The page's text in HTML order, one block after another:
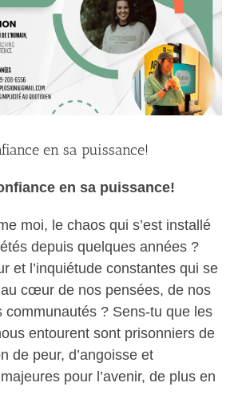
en sa puissance!
en sa puissance!
moi, le chaos qui s’est installé
depuis quelques années ?
et l’inquiétude constantes qui se
cœur de nos pensées, de nos
communautés ? Sens-tu que les
entourent sont prisonniers de
de peur, d’angoisse et
pour l’avenir, de plus en